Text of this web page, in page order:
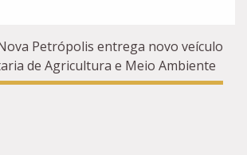
Petrópolis entrega novo veículo
de Agricultura e Meio Ambiente